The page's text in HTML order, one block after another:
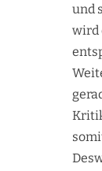
und
wird